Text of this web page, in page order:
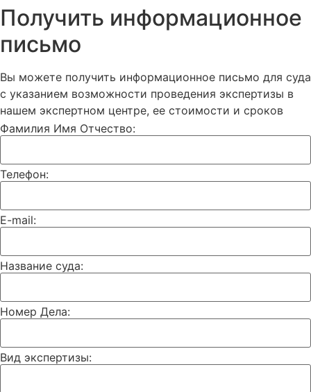
Получить информационное
письмо
Вы можете получить информационное письмо для суда
с указанием возможности проведения экспертизы в
нашем экспертном центре, ее стоимости и сроков
Фамилия Имя Отчество:
Телефон:
E-mail:
Название суда:
Номер Дела:
Вид экспертизы: